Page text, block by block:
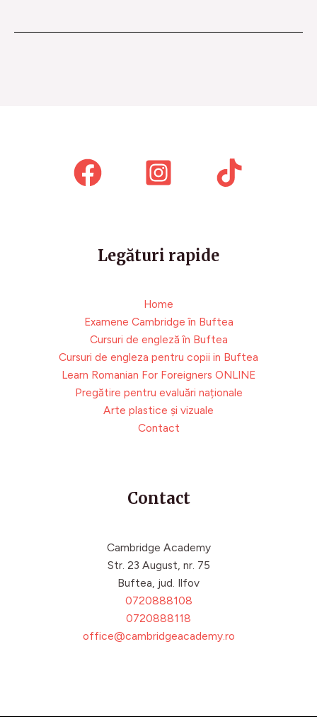
Legături rapide
Home
Examene Cambridge în Buftea
Cursuri de engleză în Buftea
Cursuri de engleza pentru copii in Buftea
Learn Romanian For Foreigners ONLINE
Pregătire pentru evaluări naționale
Arte plastice și vizuale
Contact
Contact
Cambridge Academy
Str. 23 August, nr. 75
Buftea, jud. Ilfov
0720888108
0720888118
office@cambridgeacademy.ro